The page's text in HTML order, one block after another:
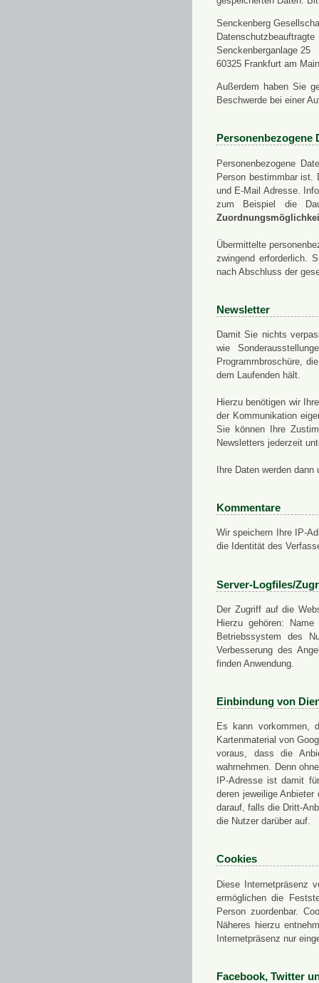
Senckenberg
Datenschutzbeauftragte
Senckenberganlage 25
60325 Frankfurt am Main
Außerdem haben Sie
Beschwerde bei einer
Personenbezogene
Personenbezogene
Person bestimmbar ist.
und E-Mail Adresse.
zum Beispiel die
Übermittelte
zwingend erforderlich.
nach Abschluss der
Newsletter
Damit Sie nichts
wie
Programmbroschüre,
dem Laufenden hält.
Hierzu benötigen wir
der Kommunikation
Sie können Ihre
Newsletters jederzeit
Ihre Daten werden
Kommentare
Wir speichern Ihre IP-
die Identität des
Server-Logfiles/
Der Zugriff auf die
Hierzu gehören:
Betriebssystem des
Verbesserung des
finden Anwendung.
Einbindung von
Es kann vorkommen,
Kartenmaterial von
voraus, dass die
wahrnehmen. Denn
IP-Adresse ist damit
deren jeweilige
darauf, falls die Dritt-
die Nutzer darüber auf.
Cookies
Diese Internetpräsenz
ermöglichen die
Person zuordenbar.
Näheres hierzu
Internetpräsenz nur
Facebook, Twitter